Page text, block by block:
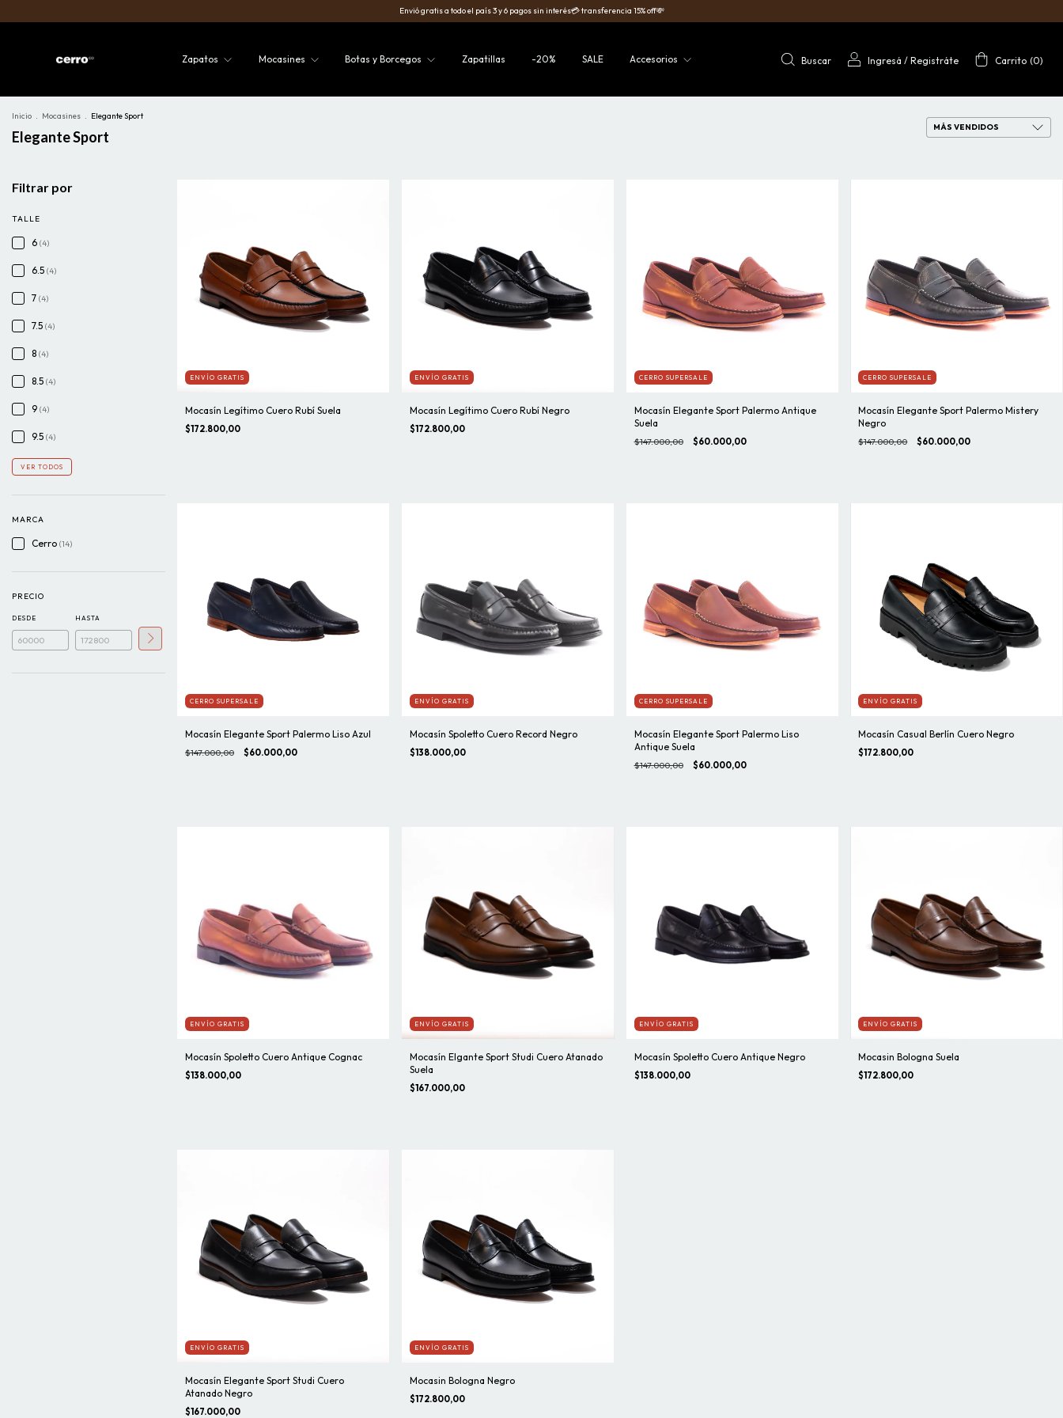
Envió gratis a todo el país 3 y 6 pagos sin interés💳 transferencia 15% off💸
Zapatos Mocasines Botas y Borcegos Zapatillas -20% SALE Accesorios Buscar Ingresá / Registráte Carrito (0)
Inicio . Mocasines . Elegante Sport
Elegante Sport
Filtrar por
TALLE
6 (4)
6.5 (4)
7 (4)
7.5 (4)
8 (4)
8.5 (4)
9 (4)
9.5 (4)
VER TODOS
MARCA
Cerro (14)
PRECIO
DESDE HASTA
ENVÍO GRATIS
Mocasín Legítimo Cuero Rubí Suela
$172.800,00
ENVÍO GRATIS
Mocasín Legítimo Cuero Rubí Negro
$172.800,00
CERRO SUPERSALE
Mocasín Elegante Sport Palermo Antique
Suela
$147.000,00 $60.000,00
CERRO SUPERSALE
Mocasín Elegante Sport Palermo Mistery
Negro
$147.000,00 $60.000,00
CERRO SUPERSALE
Mocasín Elegante Sport Palermo Liso Azul
$147.000,00 $60.000,00
ENVÍO GRATIS
Mocasín Spoletto Cuero Record Negro
$138.000,00
CERRO SUPERSALE
Mocasín Elegante Sport Palermo Liso
Antique Suela
$147.000,00 $60.000,00
ENVÍO GRATIS
Mocasín Casual Berlín Cuero Negro
$172.800,00
ENVÍO GRATIS
Mocasín Spoletto Cuero Antique Cognac
$138.000,00
ENVÍO GRATIS
Mocasín Elgante Sport Studi Cuero Atanado
Suela
$167.000,00
ENVÍO GRATIS
Mocasín Spoletto Cuero Antique Negro
$138.000,00
ENVÍO GRATIS
Mocasin Bologna Suela
$172.800,00
ENVÍO GRATIS
Mocasín Elegante Sport Studi Cuero
Atanado Negro
$167.000,00
ENVÍO GRATIS
Mocasin Bologna Negro
$172.800,00